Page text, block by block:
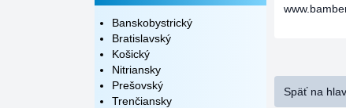
Banskobystrický
Bratislavský
Košický
Nitriansky
Prešovský
Trenčiansky
Späť na